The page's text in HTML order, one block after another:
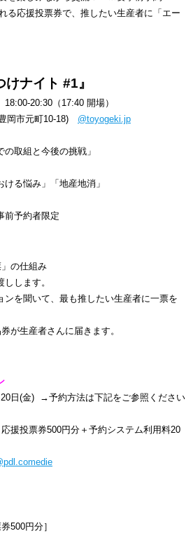
る応援投票券で、推したい生産者に「エー
けナイト #1』
20:30（17:40 開場）
岡市元町10-18) @toyogeki.jp
の取組と今後の挑戦」
る悩み」「地産地消」
予約者限定
の仕組み
します。
ンを聞いて、最も推したい生産者に一票を
が生産者さんに届きます。
日(金) →予約方法は下記をご参照ください
応援投票券500円分＋予約システム利用料20
500円分］